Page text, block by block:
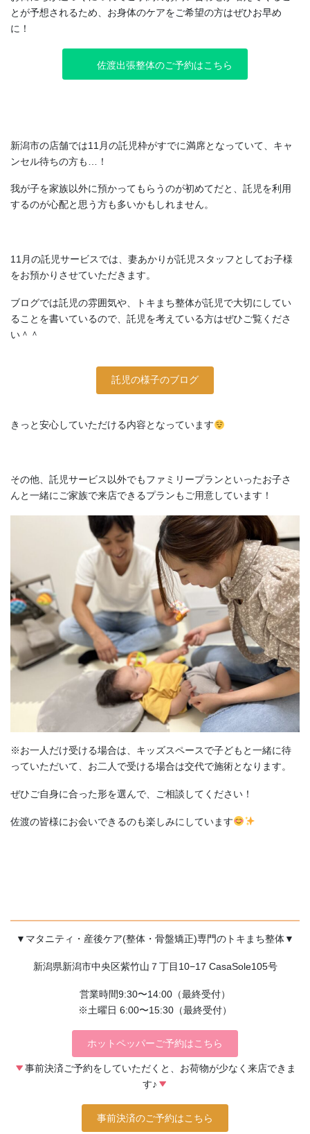
とが予想されるため、お身体のケアをご希望の方はぜひお早め
に！
佐渡出張整体のご予約はこちら
新潟市の店舗では11月の託児枠がすでに満席となっていて、キャ
ンセル待ちの方も…！
我が子を家族以外に預かってもらうのが初めてだと、託児を利用
するのが心配と思う方も多いかもしれません。
11月の託児サービスでは、妻あかりが託児スタッフとしてお子様
をお預かりさせていただきます。
ブログでは託児の雰囲気や、トキまち整体が託児で大切にしてい
ることを書いているので、託児を考えている方はぜひご覧くださ
い＾＾
託児の様子のブログ
きっと安心していただける内容となっています
その他、託児サービス以外でもファミリープランといったお子さ
んと一緒にご家族で来店できるプランもご用意しています！
※お一人だけ受ける場合は、キッズスペースで子どもと一緒に待
っていただいて、お二人で受ける場合は交代で施術となります。
ぜひご自身に合った形を選んで、ご相談してください！
佐渡の皆様にお会いできるのも楽しみにしています
▼マタニティ・産後ケア(整体・骨盤矯正)専門のトキまち整体▼
新潟県新潟市中央区紫竹山７丁目10−17 CasaSole105号
営業時間9:30〜14:00（最終受付）
※土曜日 6:00〜15:30（最終受付）
ホットペッパーご予約はこちら
事前決済ご予約をしていただくと、お荷物が少なく来店できま
す♪
事前決済のご予約はこちら